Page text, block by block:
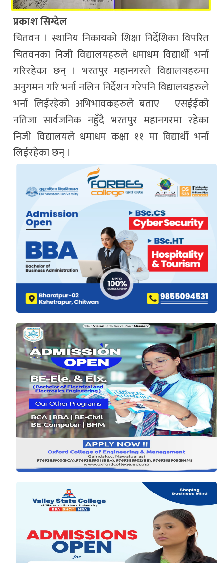
प्रकाश सिग्देल
चितवन । स्थानिय निकायको शिक्षा निर्देशिका विपरित
चितवनका निजी विद्यालयहरुले धमाधम विद्यार्थी भर्ना
गरिरहेका छन् । भरतपुर महानगरले विद्यालयहरुमा
अनुगमन गरि भर्ना नलिन निर्देशन गरेपनि विद्यालयहरुले
भर्ना लिईरहेको अभिभावकहरुले बताए । एसईईको
नतिजा सार्वजनिक नहुँदै भरतपुर महानगरमा रहेका
निजी विद्यालयले धमाधम कक्षा ११ मा विद्यार्थी भर्ना
लिईरहेका छन् ।